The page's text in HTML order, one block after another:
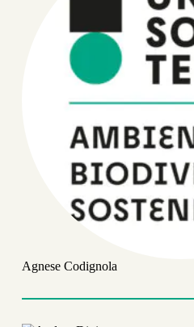
Agnese Codignola